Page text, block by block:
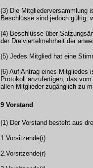
(3) Die Mitgliederversammlung
Beschlüsse sind jedoch gültig,
(4) Beschlüsse über
der Dreiviertelmehrheit der
(5) Jedes Mitglied hat eine
(6) Auf Antrag eines Mitgliedes
Protokoll anzufertigen, das
allen Mitglieder zugänglich zu
9 Vorstand
(1) Der Vorstand besteht aus
1.Vorsitzende(r)
2.Vorsitzende(r)